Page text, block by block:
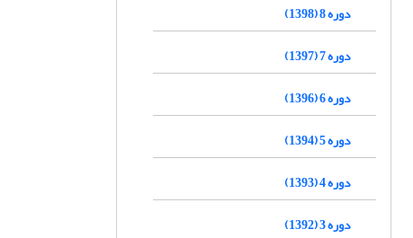
دوره 8 (1398)
دوره 7 (1397)
دوره 6 (1396)
دوره 5 (1394)
دوره 4 (1393)
دوره 3 (1392)